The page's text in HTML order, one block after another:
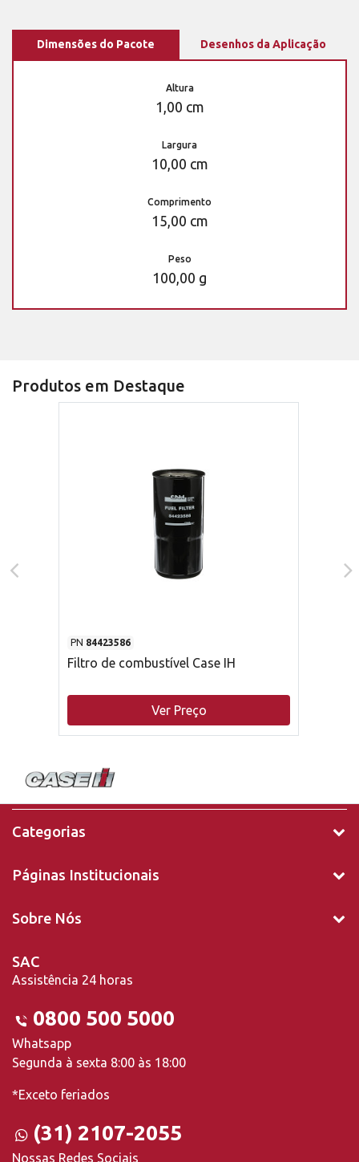
Dimensões do Pacote Desenhos da Aplicação
Altura
1,00 cm
Largura
10,00 cm
Comprimento
15,00 cm
Peso
100,00 g
Produtos em Destaque
PN 84423586
Filtro de combustível Case IH
Ver Preço
Categorias
Páginas Institucionais
Sobre Nós
SAC
Assistência 24 horas
0800 500 5000
Whatsapp
Segunda à sexta 8:00 às 18:00
*Exceto feriados
(31) 2107-2055
Nossas Redes Sociais